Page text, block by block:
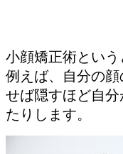
小顔矯正術とい
例えば、自分の
せば隠すほど自
たりします。